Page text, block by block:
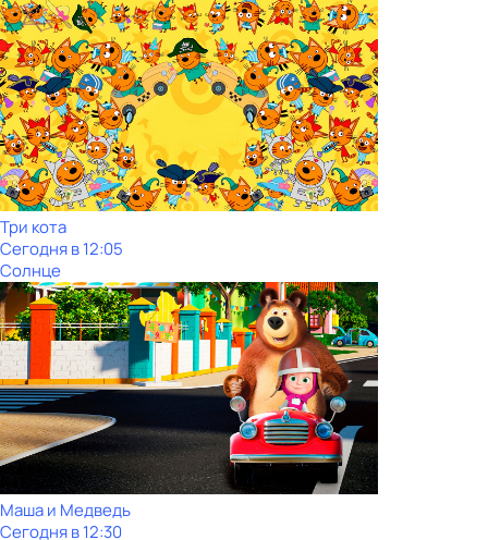
Три кота
Сегодня в 12:05
Солнце
Маша и Медведь
Сегодня в 12:30